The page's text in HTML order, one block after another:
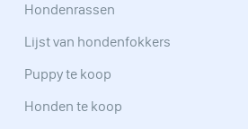
Hondenrassen
Lijst van hondenfokkers
Puppy te koop
Honden te koop